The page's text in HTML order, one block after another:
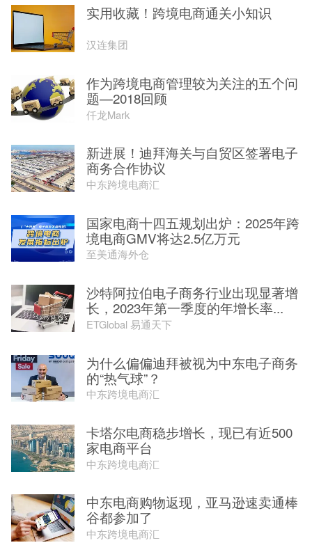
实用收藏！跨境电商通关小知识
汉连集团
作为跨境电商管理较为关注的五个问
题—2018回顾
仟龙Mark
新进展！迪拜海关与自贸区签署电子
商务合作协议
中东跨境电商汇
国家电商十四五规划出炉：2025年跨
境电商GMV将达2.5亿万元
至美通海外仓
沙特阿拉伯电子商务行业出现显著增
长，2023年第一季度的年增长率...
ETGlobal 易通天下
为什么偏偏迪拜被视为中东电子商务
的“热气球”？
中东跨境电商汇
卡塔尔电商稳步增长，现已有近500
家电商平台
中东跨境电商汇
中东电商购物返现，亚马逊速卖通棒
谷都参加了
中东跨境电商汇